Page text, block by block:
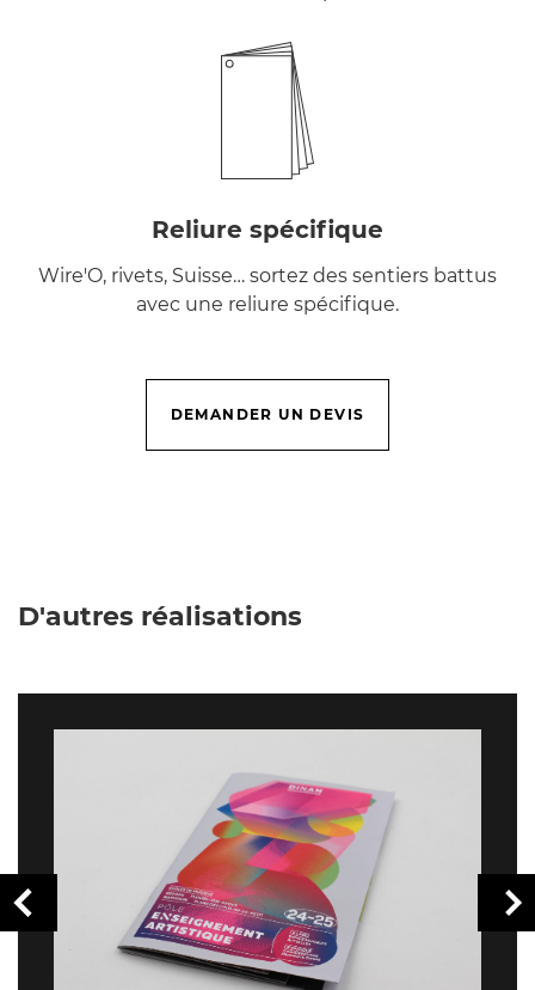
Reliure spécifique
Wire'O, rivets, Suisse… sortez des sentiers battus
avec une reliure spécifique.
DEMANDER UN DEVIS
D'autres réalisations